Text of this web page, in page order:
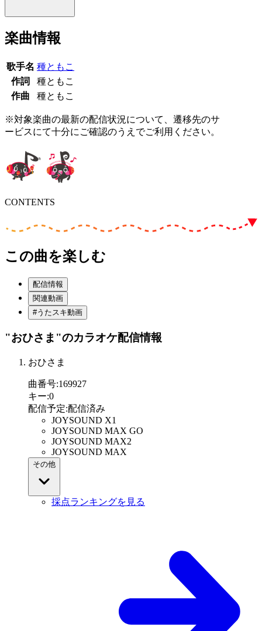
楽曲情報
歌手名 種ともこ
作詞
種ともこ
作曲
種ともこ
※対象楽曲の最新の配信状況について、遷移先のサ
ービスにて十分にご確認のうえでご利用ください。
CONTENTS
この曲を楽しむ
配信情報
関連動画
#うたスキ動画
"おひさま"のカラオケ配信情報
おひさま
曲番号:169927
キー:0
配信予定:配信済み
JOYSOUND X1
JOYSOUND MAX GO
JOYSOUND MAX2
JOYSOUND MAX
その他
採点ランキングを見る